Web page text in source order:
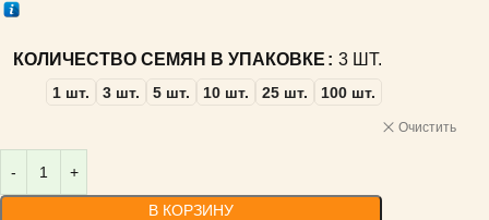
КОЛИЧЕСТВО СЕМЯН В УПАКОВКЕ 3 ШТ.
1 шт. 3 шт. 5 шт. 10 шт. 25 шт. 100 шт.
Очистить
В КОРЗИНУ